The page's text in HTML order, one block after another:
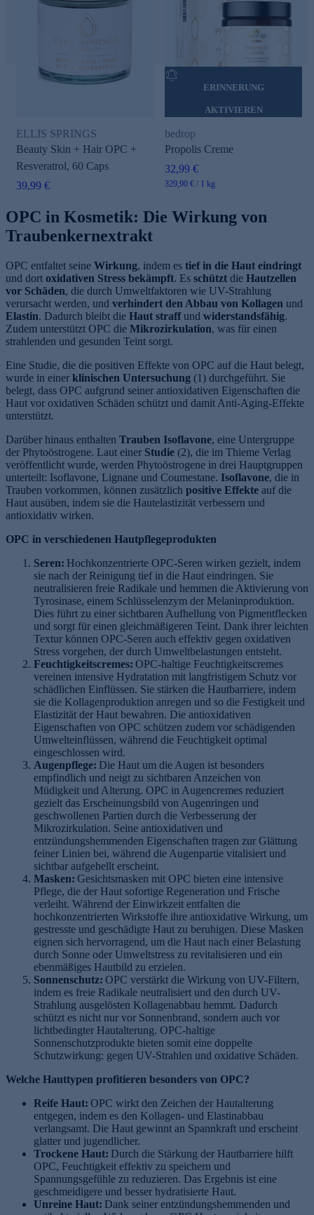
ELLIS SPRINGS
Beauty Skin + Hair OPC +
Resveratrol, 60 Caps
39,99 €
ERINNERUNG
AKTIVIEREN
bedrop
Propolis Creme
32,99 €
329,90 € / 1 kg
OPC in Kosmetik: Die Wirkung von
Traubenkernextrakt
OPC entfaltet seine Wirkung, indem es tief in die Haut eindringt
und dort oxidativen Stress bekämpft. Es schützt die Hautzellen
vor Schäden, die durch Umweltfaktoren wie UV-Strahlung
verursacht werden, und verhindert den Abbau von Kollagen und
Elastin. Dadurch bleibt die Haut straffund widerstandsfähig.
Zudem unterstützt OPC die Mikrozirkulation, was für einen
strahlenden und gesunden Teint sorgt.
Eine Studie, die die positiven Effekte von OPC auf die Haut belegt,
wurde in einer klinischen Untersuchung (1) durchgeführt. Sie
belegt, dass OPC aufgrund seiner antioxidativen Eigenschaften die
Haut vor oxidativen Schäden schützt und damit Anti-Aging-Effekte
unterstützt.
Darüber hinaus enthalten Trauben Isoflavone, eine Untergruppe
der Phytoöstrogene. Laut einer Studie (2), die im Thieme Verlag
veröffentlicht wurde, werden Phytoöstrogene in drei Hauptgruppen
unterteilt: Isoflavone, Lignane und Coumestane. Isoflavone, die in
Trauben vorkommen, können zusätzlich positive Effekte auf die
Haut ausüben, indem sie die Hautelastizität verbessern und
antioxidativ wirken.
OPC in verschiedenen Hautpflegeprodukten
Seren: Hochkonzentrierte OPC-Seren wirken gezielt, indem
sie nach der Reinigung tief in die Haut eindringen. Sie
neutralisieren freie Radikale und hemmen die Aktivierung von
Tyrosinase, einem Schlüsselenzym der Melaninproduktion.
Dies führt zu einer sichtbaren Aufhellung von Pigmentflecken
und sorgt für einen gleichmäßigeren Teint. Dank ihrer leichten
Textur können OPC-Seren auch effektiv gegen oxidativen
Stress vorgehen, der durch Umweltbelastungen entsteht.
Feuchtigkeitscremes: OPC-haltige Feuchtigkeitscremes
vereinen intensive Hydratation mit langfristigem Schutz vor
schädlichen Einflüssen. Sie stärken die Hautbarriere, indem
sie die Kollagenproduktion anregen und so die Festigkeit und
Elastizität der Haut bewahren. Die antioxidativen
Eigenschaften von OPC schützen zudem vor schädigenden
Umwelteinflüssen, während die Feuchtigkeit optimal
eingeschlossen wird.
Augenpflege: Die Haut um die Augen ist besonders
empfindlich und neigt zu sichtbaren Anzeichen von
Müdigkeit und Alterung. OPC in Augencremes reduziert
gezielt das Erscheinungsbild von Augenringen und
geschwollenen Partien durch die Verbesserung der
Mikrozirkulation. Seine antioxidativen und
entzündungshemmenden Eigenschaften tragen zur Glättung
feiner Linien bei, während die Augenpartie vitalisiert und
sichtbar aufgehellt erscheint.
Masken: Gesichtsmasken mit OPC bieten eine intensive
Pflege, die der Haut sofortige Regeneration und Frische
verleiht. Während der Einwirkzeit entfalten die
hochkonzentrierten Wirkstoffe ihre antioxidative Wirkung, um
gestresste und geschädigte Haut zu beruhigen. Diese Masken
eignen sich hervorragend, um die Haut nach einer Belastung
durch Sonne oder Umweltstress zu revitalisieren und ein
ebenmäßiges Hautbild zu erzielen.
Sonnenschutz: OPC verstärkt die Wirkung von UV-Filtern,
indem es freie Radikale neutralisiert und den durch UV-
Strahlung ausgelösten Kollagenabbau hemmt. Dadurch
schützt es nicht nur vor Sonnenbrand, sondern auch vor
lichtbedingter Hautalterung. OPC-haltige
Sonnenschutzprodukte bieten somit eine doppelte
Schutzwirkung: gegen UV-Strahlen und oxidative Schäden.
Welche Hauttypen profitieren besonders von OPC?
Reife Haut: OPC wirkt den Zeichen der Hautalterung
entgegen, indem es den Kollagen- und Elastinabbau
verlangsamt. Die Haut gewinnt an Spannkraft und erscheint
glatter und jugendlicher.
Trockene Haut: Durch die Stärkung der Hautbarriere hilft
OPC, Feuchtigkeit effektiv zu speichern und
Spannungsgefühle zu reduzieren. Das Ergebnis ist eine
geschmeidigere und besser hydratisierte Haut.
Unreine Haut: Dank seiner entzündungshemmenden und